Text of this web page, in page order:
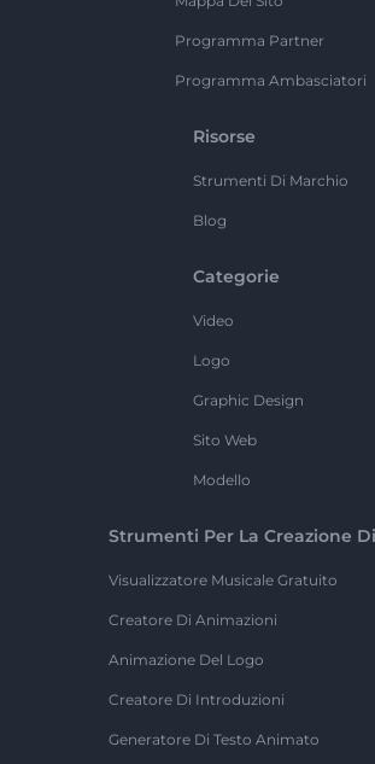
Programma Partner
Programma Ambasciatori
Risorse
Strumenti Di Marchio
Blog
Categorie
Video
Logo
Graphic Design
Sito Web
Modello
Strumenti Per La Creazione
Visualizzatore Musicale Gratuito
Creatore Di Animazioni
Animazione Del Logo
Creatore Di Introduzioni
Generatore Di Testo Animato